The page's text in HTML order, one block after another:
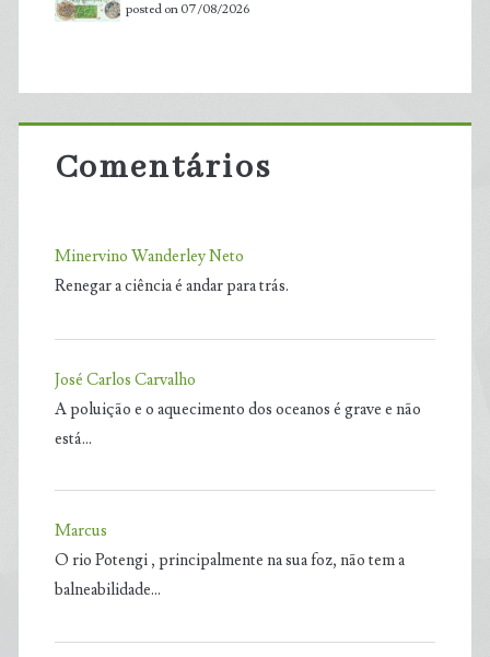
posted on 07/08/2026
Comentários
Minervino Wanderley Neto
Renegar a ciência é andar para trás.
José Carlos Carvalho
A poluição e o aquecimento dos oceanos é grave e não
está…
Marcus
O rio Potengi , principalmente na sua foz, não tem a
balneabilidade…